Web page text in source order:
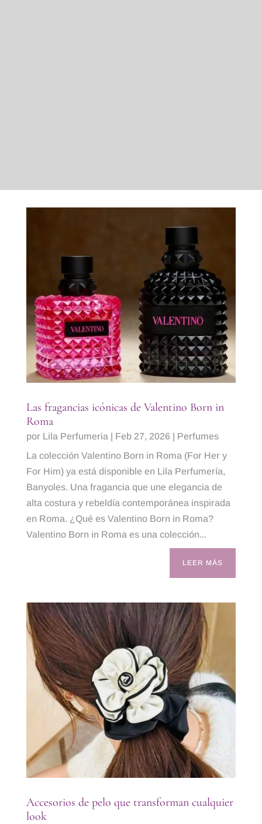
Las fragancias icónicas de Valentino Born in
Roma
por Lila Perfumeria | Feb 27, 2026 | Perfumes
La colección Valentino Born in Roma (For Her y
For Him) ya está disponible en Lila Perfumería,
Banyoles. Una fragancia que une elegancia de
alta costura y rebeldía contemporánea inspirada
en Roma. ¿Qué es Valentino Born in Roma?
Valentino Born in Roma es una colección...
LEER MÁS
Accesorios de pelo que transforman cualquier
look